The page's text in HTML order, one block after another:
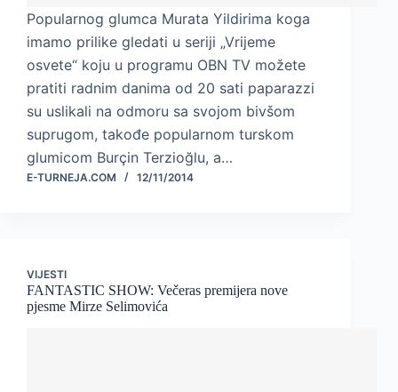
Popularnog glumca Murata Yildirima koga
imamo prilike gledati u seriji „Vrijeme
osvete“ koju u programu OBN TV možete
pratiti radnim danima od 20 sati paparazzi
su uslikali na odmoru sa svojom bivšom
suprugom, takođe popularnom turskom
glumicom Burçin Terzioğlu, a…
E-TURNEJA.COM 12/11/2014
VIJESTI
FANTASTIC SHOW: Večeras premijera nove
pjesme Mirze Selimovića